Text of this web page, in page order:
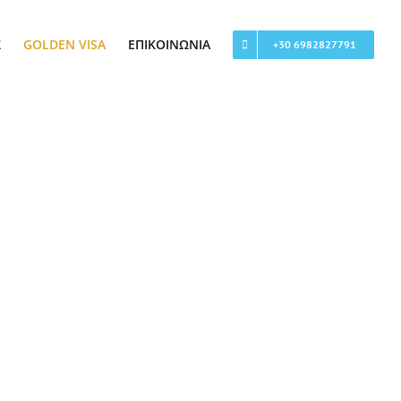
GOLDEN VISA ΕΠΙΚΟΙΝΩΝΊΑ +30 6982827791